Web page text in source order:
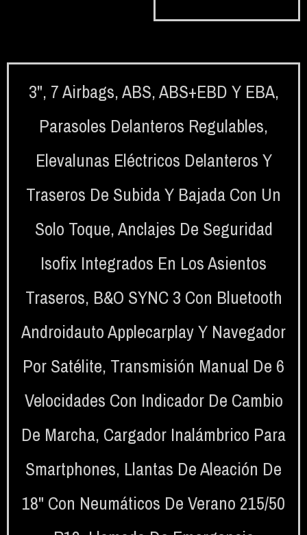
3", 7 Airbags,ABS,ABS+EBD Y EBA,
Parasoles Delanteros Regulables,
Elevalunas Eléctricos Delanteros Y
Traseros De Subida Y Bajada Con Un
Solo Toque,Anclajes De Seguridad
Isofix Integrados En Los Asientos
Traseros, B&O SYNC 3 Con Bluetooth
Androidauto Applecarplay Y Navegador
Por Satélite, Transmisión Manual De 6
Velocidades Con Indicador De Cambio
De Marcha, Cargador Inalámbrico Para
Smartphones, Llantas De Aleación De
18" Con Neumáticos De Verano 215/50